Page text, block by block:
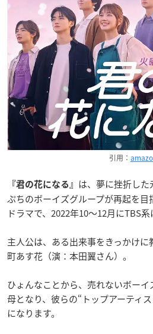
引用：
『君の花になる』 は、夢に挫折した
ぷちのボーイズグループが再起を
ドラマで、2022年10～12月にTBS系
主人公は、ある出来事をきっかけ
町あす花（演：本田翼さん）。
ひょんなことから、売れないボーイ
母となり、彼らの“トップアーティ
になります。